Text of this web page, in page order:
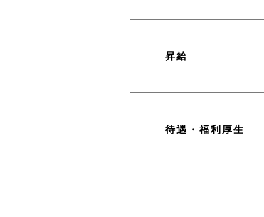
昇給
待遇・ 福利厚生